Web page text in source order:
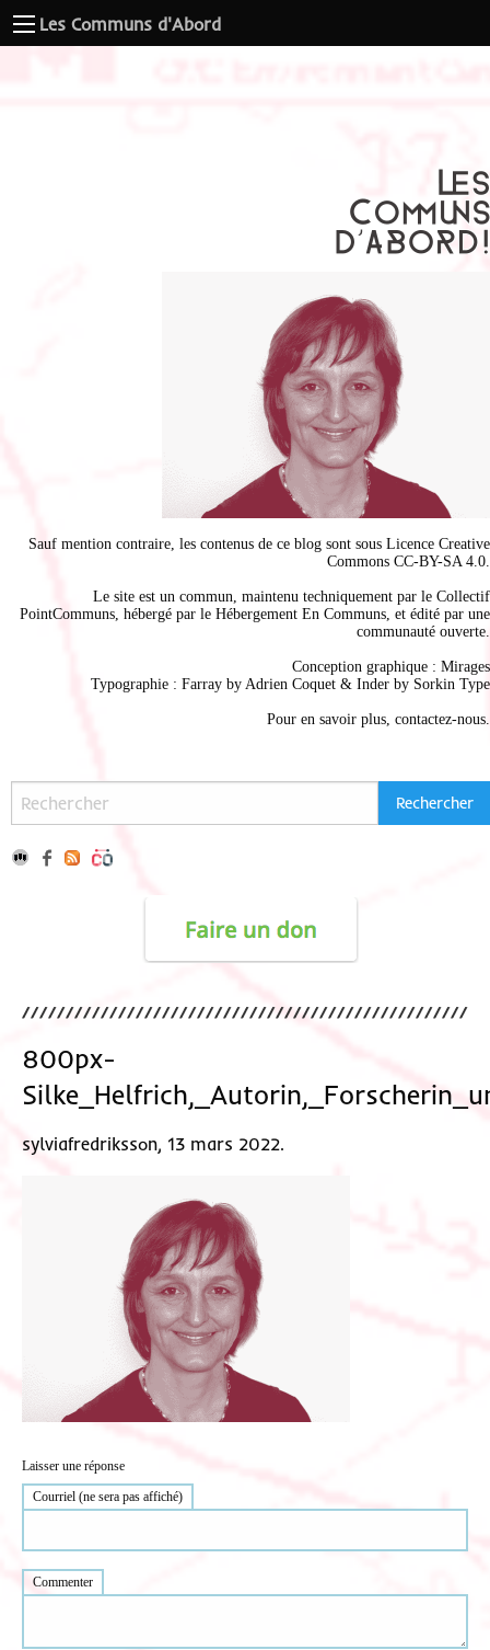
Les Communs d'Abord
Sauf mention contraire, les contenus de ce blog sont sous Licence Creative
Commons CC-BY-SA 4.0
Le site est un commun, maintenu techniquement par le Collectif
PointCommuns , hébergé par le Hébergement En Communs , et édité par une
communauté ouverte.
Conception graphique : Mirages
Typographie : Farray by Adrien Coquet & Inder by Sorkin Type
Pour en savoir plus, contactez-nous
800px-
sylviafredriksson, 13 mars 2022.
Laisser une réponse
Courriel (ne sera pas affiché)
Commenter